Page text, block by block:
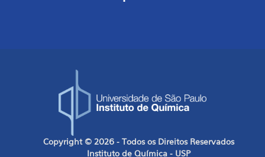
Copyright © 2026 - Todos os Direitos Reservados
Instituto de Química - USP